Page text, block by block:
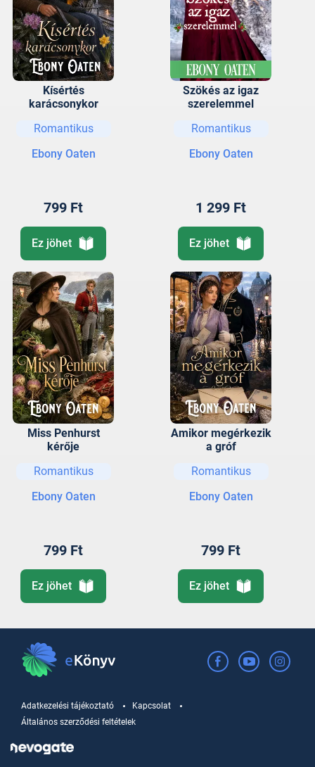
Kísértés
karácsonykor
Romantikus
Ebony Oaten
799 Ft
Ez jöhet
Szökés az igaz
szerelemmel
Romantikus
Ebony Oaten
1 299 Ft
Ez jöhet
Miss Penhurst
kérője
Romantikus
Ebony Oaten
799 Ft
Ez jöhet
Amikor megérkezik
a gróf
Romantikus
Ebony Oaten
799 Ft
Ez jöhet
Adatkezelési tájékoztató
Kapcsolat
Általános szerződési feltételek